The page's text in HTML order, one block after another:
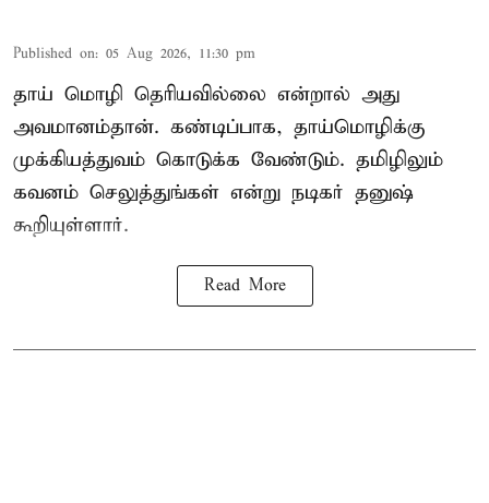
Published on: 05 Aug 2026, 11:30 pm
தாய் மொழி தெரியவில்லை என்றால் அது
அவமானம்தான். கண்டிப்பாக, தாய்மொழிக்கு
முக்கியத்துவம் கொடுக்க வேண்டும். தமிழிலும்
கவனம் செலுத்துங்கள் என்று நடிகர் தனுஷ்
கூறியுள்ளார்.
Read More